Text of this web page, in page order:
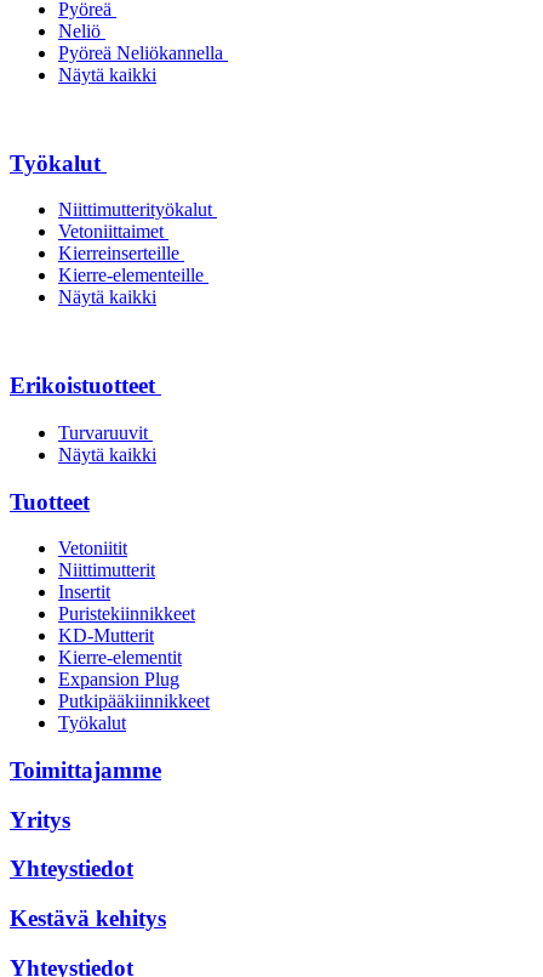
Pyöreä
Neliö
Pyöreä Neliökannella
Näytä kaikki
Työkalut
Niittimutterityökalut
Vetoniittaimet
Kierreinserteille
Kierre-elementeille
Näytä kaikki
Erikoistuotteet
Turvaruuvit
Näytä kaikki
Tuotteet
Vetoniitit
Niittimutterit
Insertit
Puristekiinnikkeet
KD-Mutterit
Kierre-elementit
Expansion Plug
Putkipääkiinnikkeet
Työkalut
Toimittajamme
Yritys
Yhteystiedot
Kestävä kehitys
Yhteystiedot